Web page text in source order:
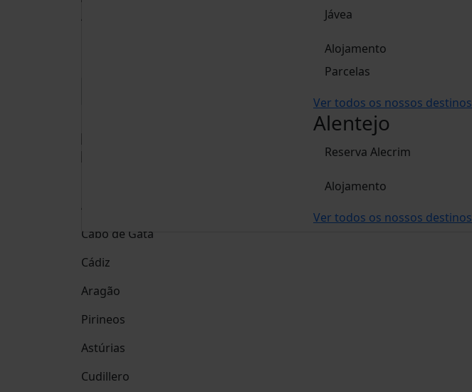
Jávea
Alojamento
Parcelas
Ver todos os nossos destinos
Alentejo
Reserva Alecrim
Alojamento
Ver todos os nossos destinos
Adultos
Andaluzia
Cabo de Gata
Cádiz
Aragão
Pirineos
Astúrias
Cudillero